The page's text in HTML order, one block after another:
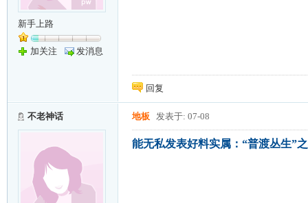
新手上路
加关注 发消息
回复
不老神话 地板 发表于: 07-08
能无私发表好料实属：“普渡丛生”